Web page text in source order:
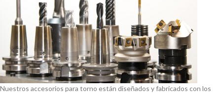
Nuestros accesorios para torno están diseñados y fabricados con los